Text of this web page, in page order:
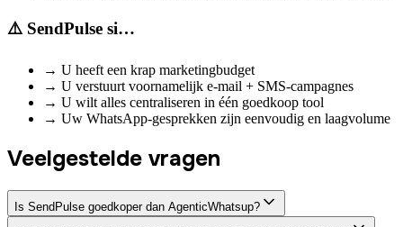
⚠️ SendPulse si…
→ U heeft een krap marketingbudget
→ U verstuurt voornamelijk e-mail + SMS-campagnes
→ U wilt alles centraliseren in één goedkoop tool
→ Uw WhatsApp-gesprekken zijn eenvoudig en laagvolume
Veelgestelde vragen
Is SendPulse goedkoper dan AgenticWhatsup?